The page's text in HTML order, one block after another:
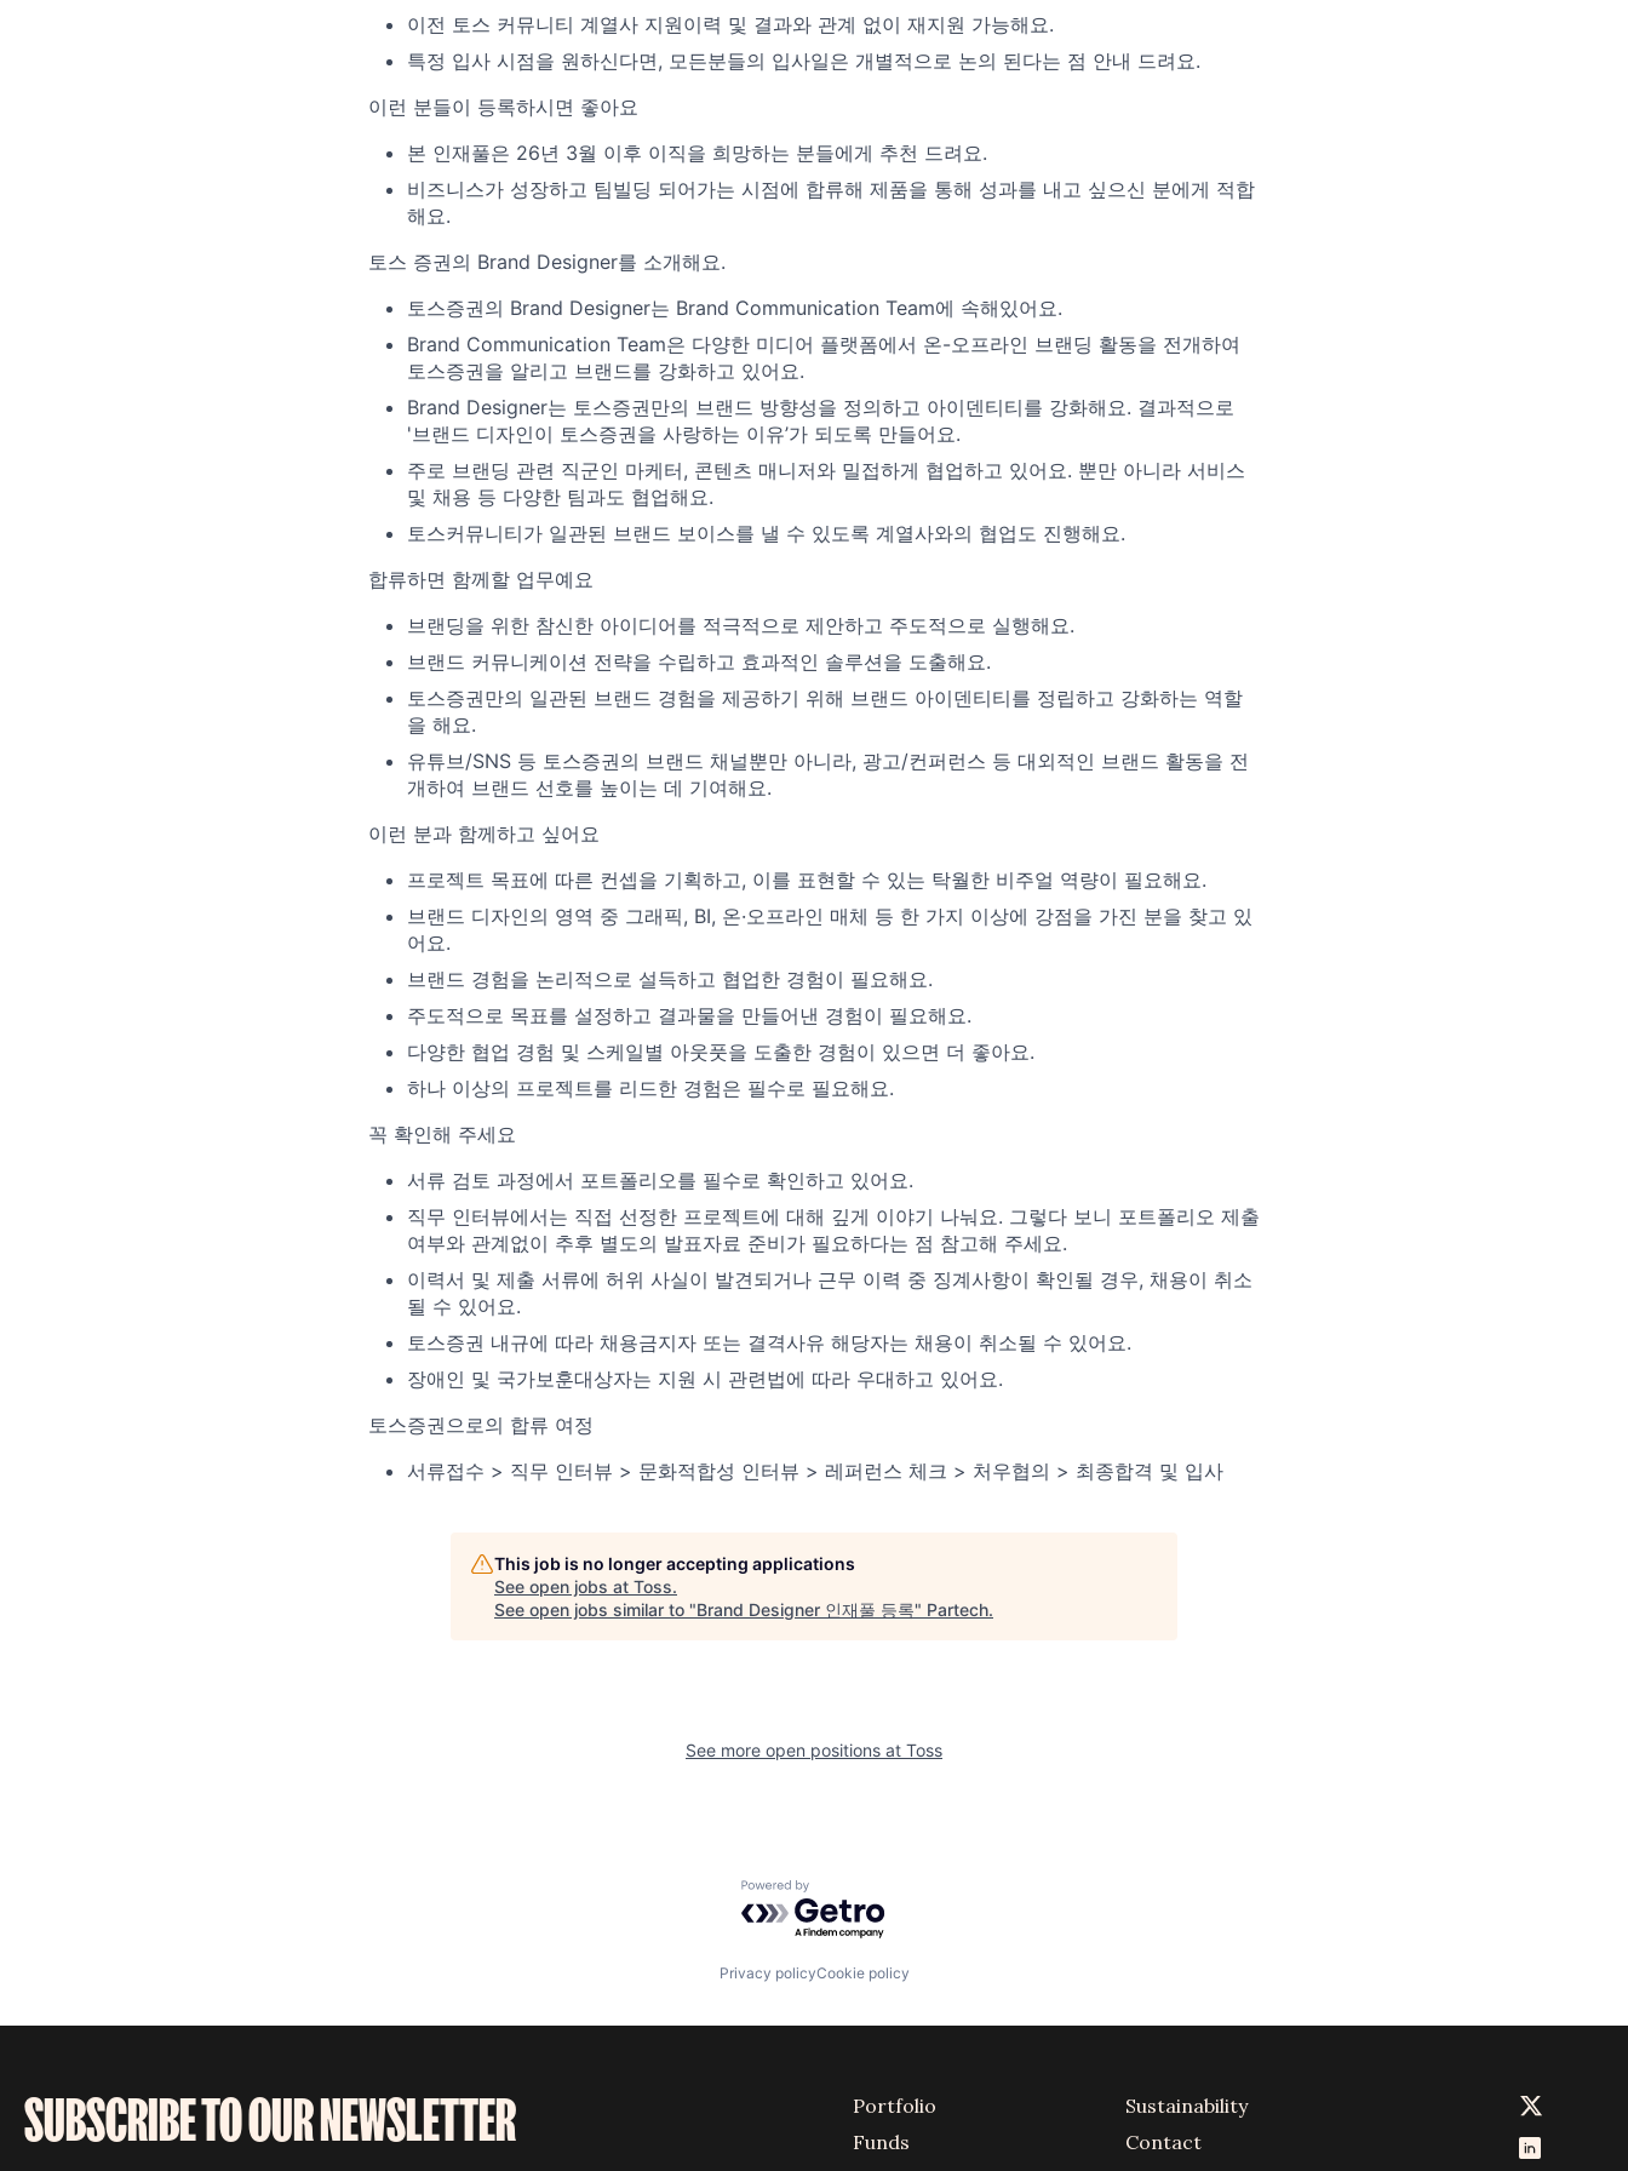
이전 토스 커뮤니티 계열사 지원이력 및 결과와 관계 없이 재지원 가능해요.
특정 입사 시점을 원하신다면, 모든분들의 입사일은 개별적으로 논의 된다는 점 안내 드려요.
이런 분들이 등록하시면 좋아요
본 인재풀은 26년 3월 이후 이직을 희망하는 분들에게 추천 드려요.
비즈니스가 성장하고 팀빌딩 되어가는 시점에 합류해 제품을 통해 성과를 내고 싶으신 분에게 적합
해요.
토스 증권의 Brand Designer를 소개해요.
토스증권의 Brand Designer는 Brand Communication Team에 속해있어요.
Brand Communication Team은 다양한 미디어 플랫폼에서 온-오프라인 브랜딩 활동을 전개하여
토스증권을 알리고 브랜드를 강화하고 있어요.
Brand Designer는 토스증권만의 브랜드 방향성을 정의하고 아이덴티티를 강화해요. 결과적으로
'브랜드 디자인이 토스증권을 사랑하는 이유’가 되도록 만들어요.
주로 브랜딩 관련 직군인 마케터, 콘텐츠 매니저와 밀접하게 협업하고 있어요. 뿐만 아니라 서비스
및 채용 등 다양한 팀과도 협업해요.
토스커뮤니티가 일관된 브랜드 보이스를 낼 수 있도록 계열사와의 협업도 진행해요.
합류하면 함께할 업무예요
브랜딩을 위한 참신한 아이디어를 적극적으로 제안하고 주도적으로 실행해요.
브랜드 커뮤니케이션 전략을 수립하고 효과적인 솔루션을 도출해요.
토스증권만의 일관된 브랜드 경험을 제공하기 위해 브랜드 아이덴티티를 정립하고 강화하는 역할
을 해요.
유튜브/SNS 등 토스증권의 브랜드 채널뿐만 아니라, 광고/컨퍼런스 등 대외적인 브랜드 활동을 전
개하여 브랜드 선호를 높이는 데 기여해요.
이런 분과 함께하고 싶어요
프로젝트 목표에 따른 컨셉을 기획하고, 이를 표현할 수 있는 탁월한 비주얼 역량이 필요해요.
브랜드 디자인의 영역 중 그래픽, BI, 온·오프라인 매체 등 한 가지 이상에 강점을 가진 분을 찾고 있
어요.
브랜드 경험을 논리적으로 설득하고 협업한 경험이 필요해요.
주도적으로 목표를 설정하고 결과물을 만들어낸 경험이 필요해요.
다양한 협업 경험 및 스케일별 아웃풋을 도출한 경험이 있으면 더 좋아요.
하나 이상의 프로젝트를 리드한 경험은 필수로 필요해요.
꼭 확인해 주세요
서류 검토 과정에서 포트폴리오를 필수로 확인하고 있어요.
직무 인터뷰에서는 직접 선정한 프로젝트에 대해 깊게 이야기 나눠요. 그렇다 보니 포트폴리오 제출
여부와 관계없이 추후 별도의 발표자료 준비가 필요하다는 점 참고해 주세요.
이력서 및 제출 서류에 허위 사실이 발견되거나 근무 이력 중 징계사항이 확인될 경우, 채용이 취소
될 수 있어요.
토스증권 내규에 따라 채용금지자 또는 결격사유 해당자는 채용이 취소될 수 있어요.
장애인 및 국가보훈대상자는 지원 시 관련법에 따라 우대하고 있어요.
토스증권으로의 합류 여정
서류접수 > 직무 인터뷰 > 문화적합성 인터뷰 > 레퍼런스 체크 > 처우협의 > 최종합격 및 입사
This job is no longer accepting applications
See open jobs at Toss.
See open jobs similar to "Brand Designer 인재풀 등록" Partech.
See more open positions at Toss
Powered by Getro.com
Privacy policyCookie policy
SUBSCRIBE TO OUR NEWSLETTER
Portfolio
Funds
Sustainability
Contact